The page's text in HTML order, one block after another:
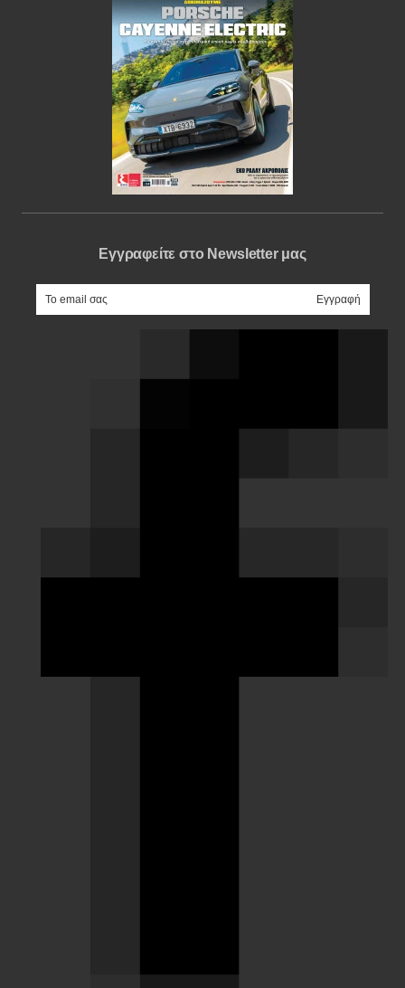
Εγγραφείτε στο Newsletter μας
e-mail